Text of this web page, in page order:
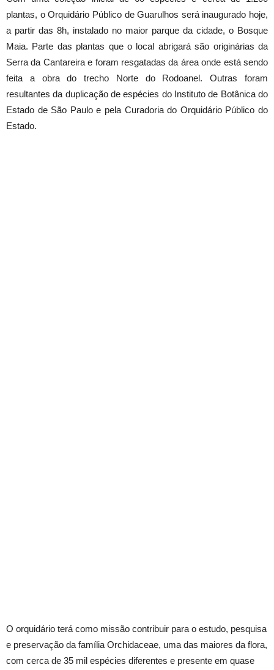
plantas, o Orquidário Público de Guarulhos será inaugurado hoje,
a partir das 8h, instalado no maior parque da cidade, o Bosque
Maia. Parte das plantas que o local abrigará são originárias da
Serra da Cantareira e foram resgatadas da área onde está sendo
feita a obra do trecho Norte do Rodoanel. Outras foram
resultantes da duplicação de espécies do Instituto de Botânica do
Estado de São Paulo e pela Curadoria do Orquidário Público do
Estado.
O orquidário terá como missão contribuir para o estudo, pesquisa
e preservação da família Orchidaceae, uma das maiores da flora,
com cerca de 35 mil espécies diferentes e presente em quase